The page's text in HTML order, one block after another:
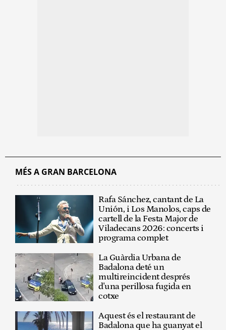
MÉS A GRAN BARCELONA
Rafa Sánchez, cantant de La
Unión, i Los Manolos, caps de
cartell de la Festa Major de
Viladecans 2026: concerts i
programa complet
La Guàrdia Urbana de
Badalona deté un
multireincident després
d'una perillosa fugida en
cotxe
Aquest és el restaurant de
Badalona que ha guanyat el